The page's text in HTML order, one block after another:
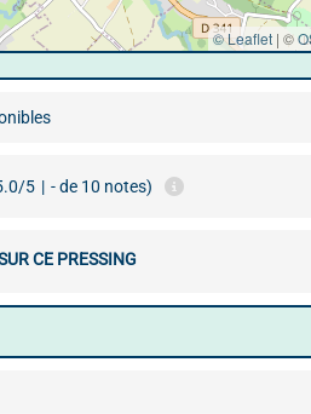
© Leaflet | ©
5 | - de 10 notes)
CE PRESSING